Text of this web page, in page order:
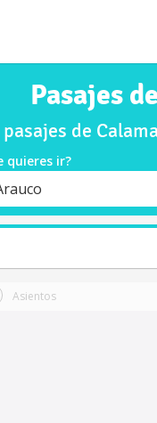
Pasajes
pasajes de
quieres ir?
Asientos